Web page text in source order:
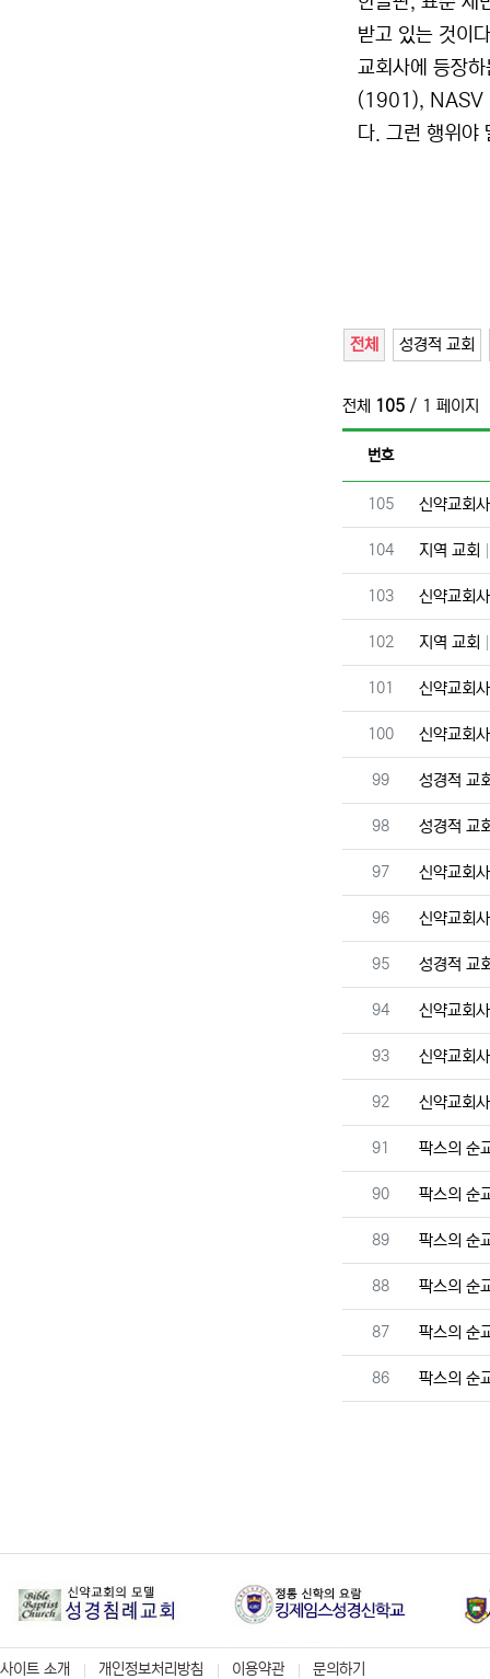
받고 있는 것이
교회사에 등장
(1901), NASV
다. 그런 행위야
전체 성경적 교회
전체 105 / 1 페이지
번호
번호
105 신약교회
번호
104 지역 교회
번호
103 신약교회
번호
102 지역 교회
번호
101 신약교회
번호
100 신약교회
번호
99 성경적 교
번호
98 성경적 교
번호
97 신약교회
번호
96 신약교회
번호
95 성경적 교
번호
94 신약교회
번호
93 신약교회
번호
92 신약교회
번호
91 팍스의 순
번호
90 팍스의 순
번호
89 팍스의 순
번호
88 팍스의 순
번호
87 팍스의 순
번호
86 팍스의 순
사이트 소개 개인정보처리방침 이용약관 문의하기